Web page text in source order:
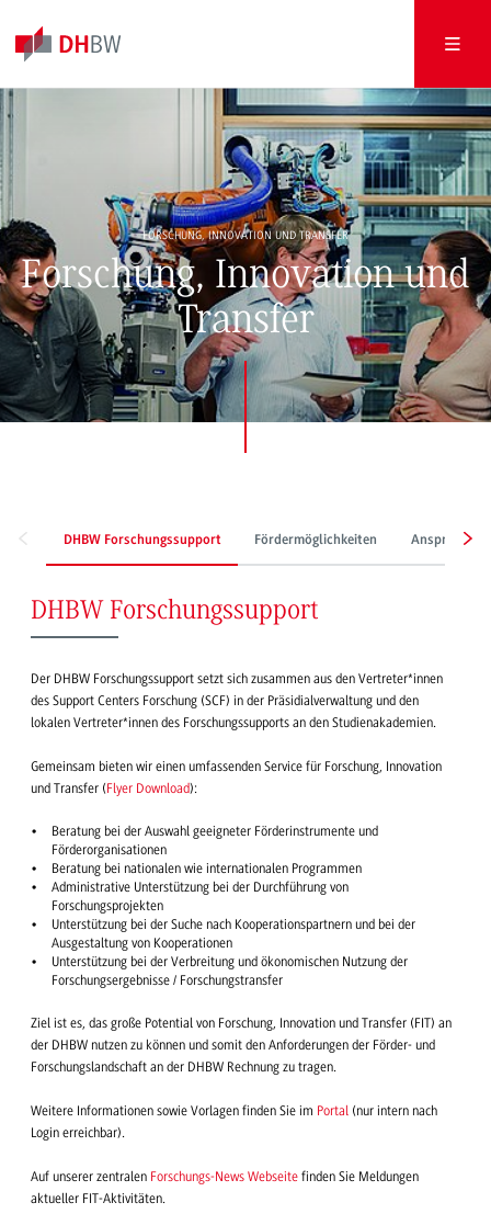
FORSCHUNG, INNOVATION UND TRANSFER
Forschung, Innovation und
Transfer
DHBW Forschungssupport Fördermöglichkeiten
DHBW Forschungssupport
Der DHBW Forschungssupport setzt sich zusammen aus den Vertreter*innen
des Support Centers Forschung (SCF) in der Präsidialverwaltung und den
lokalen Vertreter*innen des Forschungssupports an den Studienakademien.
Gemeinsam bieten wir einen umfassenden Service für Forschung, Innovation
und Transfer (Flyer Download):
Beratung bei der Auswahl geeigneter Förderinstrumente und
Förderorganisationen
Beratung bei nationalen wie internationalen Programmen
Administrative Unterstützung bei der Durchführung von
Forschungsprojekten
Unterstützung bei der Suche nach Kooperationspartnern und bei der
Ausgestaltung von Kooperationen
Unterstützung bei der Verbreitung und ökonomischen Nutzung der
Forschungsergebnisse / Forschungstransfer
Ziel ist es, das große Potential von Forschung, Innovation und Transfer (FIT) an
der DHBW nutzen zu können und somit den Anforderungen der Förder- und
Forschungslandschaft an der DHBW Rechnung zu tragen.
Weitere Informationen sowie Vorlagen finden Sie im Portal (nur intern nach
Login erreichbar).
Auf unserer zentralen Forschungs-News Webseite finden Sie Meldungen
aktueller FIT-Aktivitäten.